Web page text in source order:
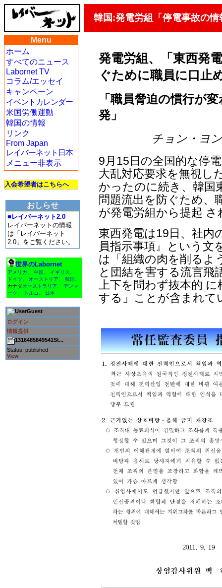
韓国:発電労組「停電事故の
Menu
ホーム
すべてのニュース
Labornet TV
コラム/エッセイ
キャンペーン
イベントカレンダー
米国労働運動
韓国の情報
リンク
From Japan
レイバーネット日本
メニュー非表示
入会希望者はこちらへ
おしらせ
■レイバーネット2.0
レイバーネットの情報
は「レイバーネット
2.0」をご覧ください。
世界のLabornet
アメリカ 中国 イギリス
ドイツ
オーストリア 韓国
カナダオーストラリア
デンマ
ーク
トルコ 日本
Guest
ログイン
情報提供
1316485849541St...
Status: published
View
発電労組、「東西発
ぐために職員に口止
「職員脅迫の慣行が
発」
チョン・ヨ
9月15日の全国的な停
大乱対応要求を無視し
かったのに続き、韓国
問題流出を防ぐため、
が発電労組から提起
東西発電は19日、社内
員指示事項』という文
は「組織の肉を削るよ
と団結を害する流言飛
上下を問わず抜本的
する」ことが含まれて